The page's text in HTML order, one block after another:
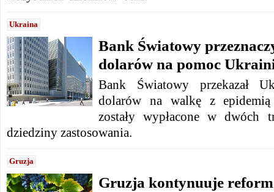
Ukraina
Bank Światowy
dolarów na pomoc
Bank Światowy przekazał
dolarów na walkę z
zostały wypłacone w dwóch
dziedziny zastosowania.
Gruzja
Gruzja kontynuuje